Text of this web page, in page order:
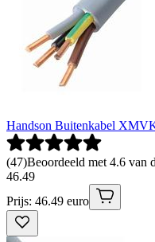
Handson Buitenkabel
(47)Beoordeeld met 4.6 van
46.49
Prijs: 46.49 euro